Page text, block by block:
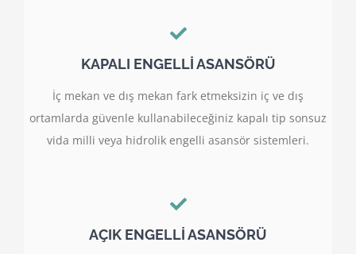
KAPALI ENGELLİ ASANSÖRÜ
İç mekan ve dış mekan fark etmeksizin iç ve dış
ortamlarda güvenle kullanabileceğiniz kapalı tip sonsuz
vida milli veya hidrolik engelli asansör sistemleri.
AÇIK ENGELLİ ASANSÖRÜ